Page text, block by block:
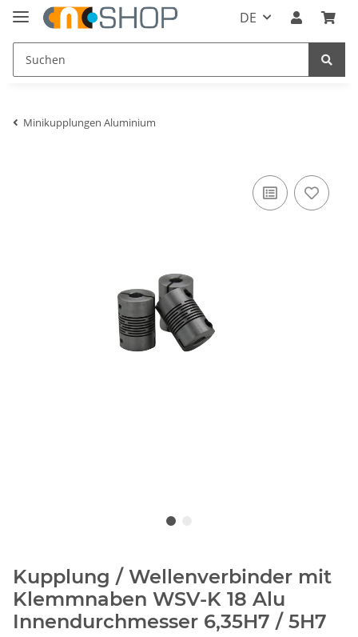
DE
Minikupplungen Aluminium
Kupplung / Wellenverbinder mit
Klemmnaben WSV-K 18 Alu
Innendurchmesser 6,35H7 / 5H7